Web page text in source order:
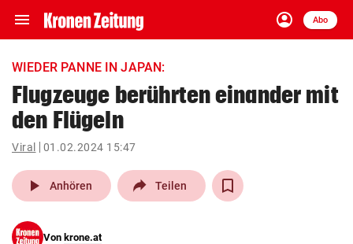
menu Navigation
ein-/ausklappen
account_circle
Anmelden
Abo
close Schließen
account_circle Anmelden
pin_drop
Wien arrow_right
WIEDER PANNE IN JAPAN:
Flugzeuge berührten einander mit
den Flügeln
Viral 01.02.2024 15:47
play_arrow Anhören Teilen
Von krone.at